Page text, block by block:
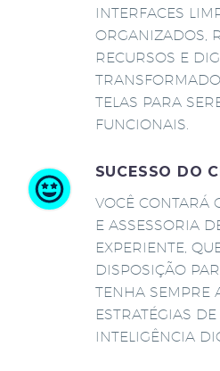
INTERFACES
ORGANIZADOS,
RECURSOS E
TELAS PARA
FUNCIONAIS.
SUCESSO DO
VOCÊ CONTARÁ
E ASSESSORIA
EXPERIENTE,
DISPOSIÇÃO
TENHA SEMPRE
ESTRATÉGIAS
INTELIGÊNCIA